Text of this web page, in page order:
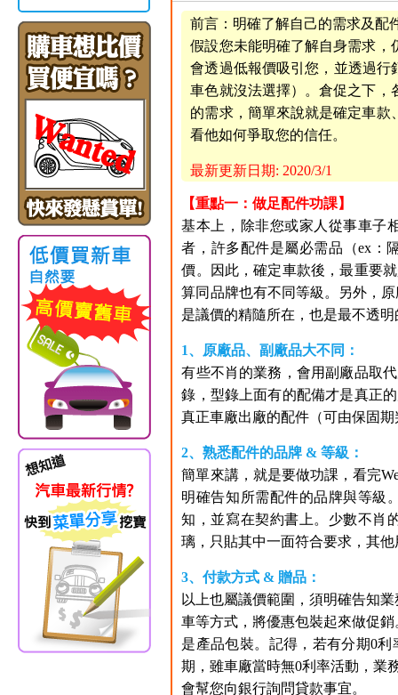
前言：明確了解自己的需求及配
假設您未能明確了解自身需求，
會透過低報價吸引您，並透過行
車色就沒法選擇）。倉促之下，
的需求，簡單來說就是確定車
看他如何爭取您的信任。
最新更新日期: 2020/3/1
【重點一：做足配件功課】
基本上，除非您或家人從事車子
者，許多配件是屬必需品（ex：
價。因此，確定車款後，最重要
算同品牌也有不同等級。另外，
是議價的精隨所在，也是最不透
1、原廠品、副廠品大不同：
有些不肖的業務，會用副廠品取
錄，型錄上面有的配備才是真正
真正車廠出廠的配件（可由保固
2、熟悉配件的品牌 & 等級：
簡單來講，就是要做功課，看完
明確告知所需配件的品牌與等級
知，並寫在契約書上。少數不肖
璃，只貼其中一面符合要求，其
3、付款方式 & 贈品：
以上也屬議價範圍，須明確告知
車等方式，將優惠包裝起來做促
是產品包裝。記得，若有分期0
期，雖車廠當時無0利率活動，業
會幫您向銀行詢問貸款事宜。